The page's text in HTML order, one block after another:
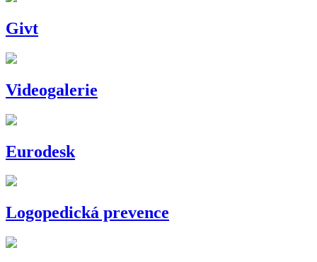
Givt
Videogalerie
Eurodesk
Logopedická prevence